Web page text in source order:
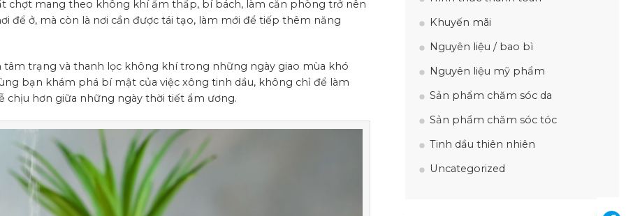
chợt mang theo không khí ẩm thấp, bí bách, làm căn phòng trở nên
để ở, mà còn là nơi cần được tái tạo, làm mới để tiếp thêm năng
trạng và thanh lọc không khí trong những ngày giao mùa khó
bạn khám phá bí mật của việc xông tinh dầu, không chỉ để làm
hơn giữa những ngày thời tiết ẩm ương.
Khuyến mãi
Nguyên liệu / bao bì
Nguyên liệu mỹ phẩm
Sản phẩm chăm sóc da
Sản phẩm chăm sóc tóc
Tinh dầu thiên nhiên
Uncategorized